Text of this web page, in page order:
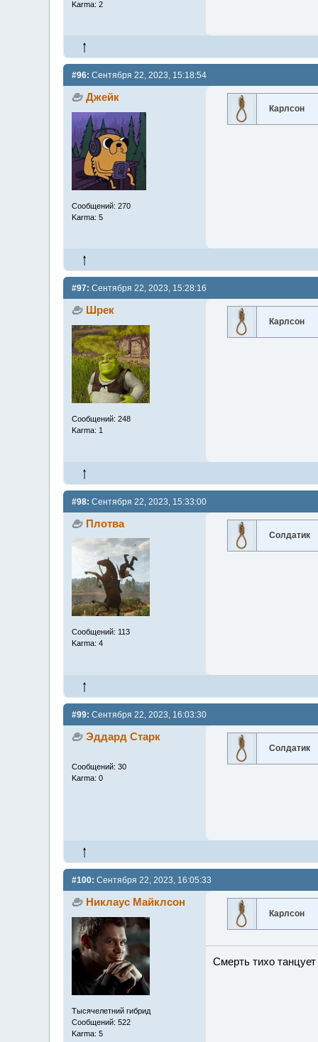
Karma: 2
#96: Сентября 22, 2023, 15:18:54
Джейк
Сообщений: 270
Karma: 5
Карлсон
#97: Сентября 22, 2023, 15:28:16
Шрек
Сообщений: 248
Karma: 1
Карлсон
#98: Сентября 22, 2023, 15:33:00
Плотва
Сообщений: 113
Karma: 4
Солдатик
#99: Сентября 22, 2023, 16:03:30
Эддард Старк
Сообщений: 30
Karma: 0
Солдатик
#100: Сентября 22, 2023, 16:05:33
Никлаус Майклсон
Тысячелетний гибрид
Сообщений: 522
Karma: 5
Карлсон
Смерть тихо